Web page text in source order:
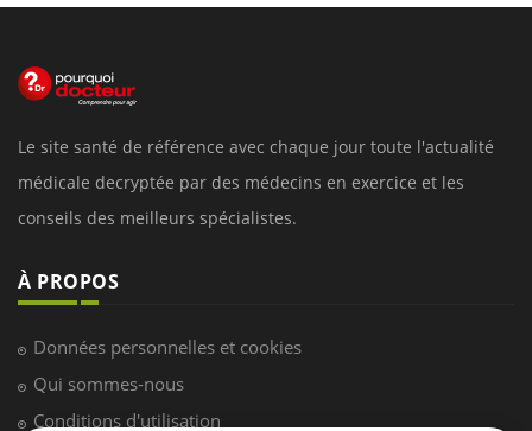
Le site santé de référence avec chaque jour toute l'actualité
médicale decryptée par des médecins en exercice et les
conseils des meilleurs spécialistes.
À PROPOS
Données personnelles et cookies
Qui sommes-nous
Conditions d'utilisation